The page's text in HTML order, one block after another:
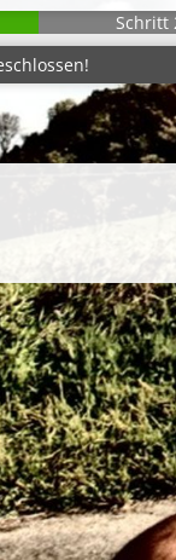
Schritt